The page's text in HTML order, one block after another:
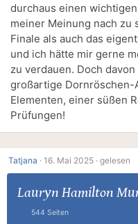
durchaus einen
meiner Meinung nach zu
Finale als auch das
und ich hätte mir gerne
zu verdauen. Doch
großartige Dornröschen-
Elementen, einer süßen
Prüfungen!
Tatjana · 16. Mai 2025 · gelesen
Lauryn Hamilton
544 Seiten